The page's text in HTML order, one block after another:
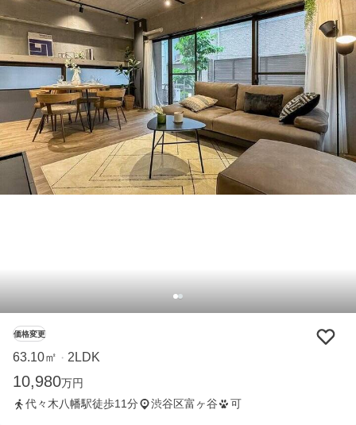
価格変更
63.10㎡ ・ 2LDK
10,980万円
代々木八幡駅徒歩11分
渋谷区富ヶ谷 可